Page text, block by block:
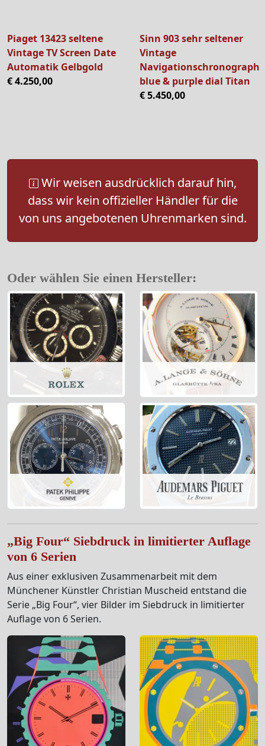
Piaget 13423 seltene
Vintage TV Screen Date
Automatik Gelbgold
€ 4.250,00
Sinn 903 sehr seltener
Vintage
Navigationschronograph
blue & purple dial Titan
€ 5.450,00
Wir weisen ausdrücklich darauf hin,
dass wir kein offizieller Händler für die
von uns angebotenen Uhrenmarken sind.
Oder wählen Sie einen Hersteller:
„Big Four“ Siebdruck in limitierter Auflage
von 6 Serien
Aus einer exklusiven Zusammenarbeit mit dem
Münchener Künstler Christian Muscheid entstand die
Serie „Big Four“, vier Bilder im Siebdruck in limitierter
Auflage von 6 Serien.